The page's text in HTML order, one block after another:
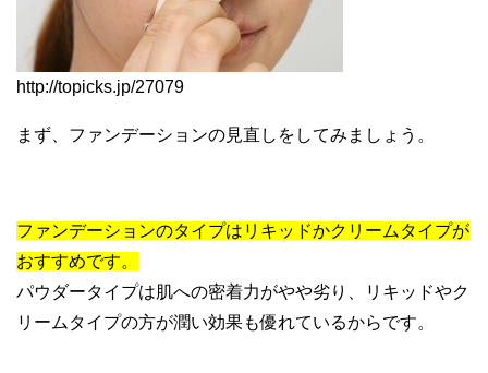
http://topicks.jp/27079
まず、ファンデーションの見直しをしてみましょう。
ファンデーションのタイプはリキッドかクリームタイプが
おすすめです。
パウダータイプは肌への密着力がやや劣り、リキッドやク
リームタイプの方が潤い効果も優れているからです。